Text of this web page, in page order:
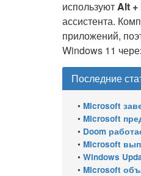
используютAlt
ассистента.
приложений,
Windows 11
Последние
• Microsoft
• Microsoft
• Doom
• Microsoft
• Windows Update
• Microsoft